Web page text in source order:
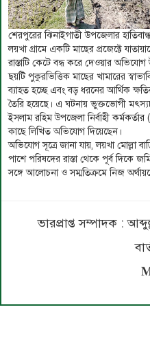
শেরপুরের ঝিনাইগাতী উপজেলার
লয়খা গ্রামে একটি মাছের প্রজেক্টে
রাস্তাটি কেটে বন্ধ করে দেওয়ার
ছয়টি পুকুরভিত্তিক মাছের খামারের
ব্যাহত হচ্ছে এবং বড় ধরনের আর্থিক
তৈরি হয়েছে। এ ঘটনায় ভুক্তভোগী
ইসলাম রহিম উপজেলা নির্বাহী
কাছে লিখিত অভিযোগ দিয়েছেন।
অভিযোগ সূত্রে জানা যায়, লয়খা মোল্লা
পাশে পরিষদের রাস্তা থেকে পূর্ব দিকে
সঙ্গে আলোচনা ও সম্মতিক্রমে নিজ
ভারপ্রাপ্ত সম্পাদক :